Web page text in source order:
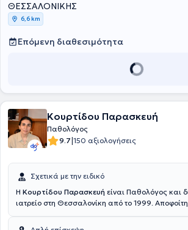
ΘΕΣΣΑΛΟΝΙΚΗΣ
6,6 km
Επόμενη διαθεσιμότητα
Κουρτίδου Παρασκευή
Παθολόγος
9.7|150 αξιολογήσεις
Σχετικά με την ειδικό
Η Κουρτίδου Παρασκευή είναι Παθολόγος και
ιατρείο στη Θεσσαλονίκη από το 1999.
ειδικεύτηκε στην Παθολογία στο Γενικό